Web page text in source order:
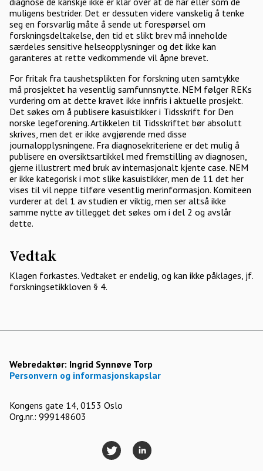
muligens bestrider. Det er dessuten videre vanskelig å tenke
seg en forsvarlig måte å sende ut forespørsel om
forskningsdeltakelse, den tid et slikt brev må inneholde
særdeles sensitive helseopplysninger og det ikke kan
garanteres at rette vedkommende vil åpne brevet.
For fritak fra taushetsplikten for forskning uten samtykke
må prosjektet ha vesentlig samfunnsnytte. NEM følger REKs
vurdering om at dette kravet ikke innfris i aktuelle prosjekt.
Det søkes om å publisere kasuistikker i Tidsskrift for Den
norske legeforening. Artikkelen til Tidsskriftet bør absolutt
skrives, men det er ikke avgjørende med disse
journalopplysningene. Fra diagnosekriteriene er det mulig å
publisere en oversiktsartikkel med fremstilling av diagnosen,
gjerne illustrert med bruk av internasjonalt kjente case. NEM
er ikke kategorisk i mot slike kasuistikker, men de 11 det her
vises til vil neppe tilføre vesentlig merinformasjon. Komiteen
vurderer at del 1 av studien er viktig, men ser altså ikke
samme nytte av tillegget det søkes om i del 2 og avslår
dette.
Vedtak
Klagen forkastes. Vedtaket er endelig, og kan ikke påklages, jf.
forskningsetikkloven § 4.
Webredaktør: Ingrid Synnøve Torp
Personvern og informasjonskapslar
Kongens gate 14, 0153 Oslo
Org.nr.: 999148603